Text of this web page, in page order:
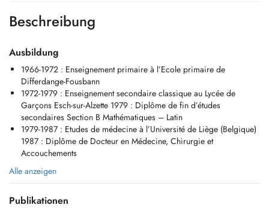
Beschreibung
Ausbildung
1966-1972 : Enseignement primaire à l’Ecole primaire de
Differdange-Fousbann
1972-1979 : Enseignement secondaire classique au Lycée de
Garçons Esch-sur-Alzette 1979 : Diplôme de fin d’études
secondaires Section B Mathématiques – Latin
1979-1987 : Etudes de médecine à l’Université de Liège (Belgique)
1987 : Diplôme de Docteur en Médecine, Chirurgie et
Accouchements
Alle anzeigen
Publikationen